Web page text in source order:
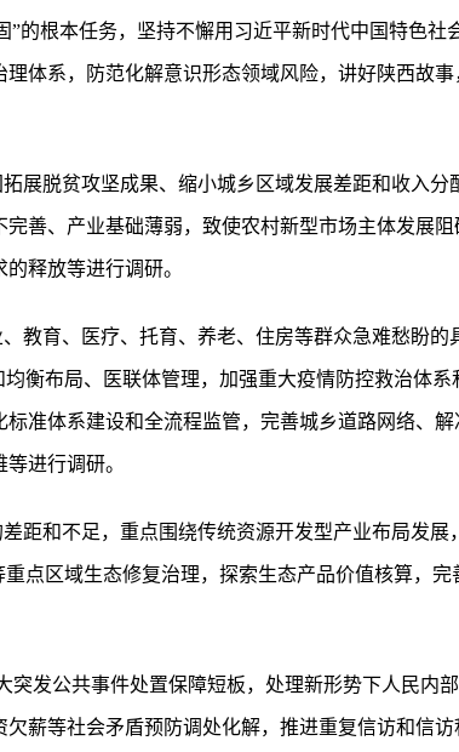
的根本任务，坚持不懈用习近平新时代中国特色社
体系，防范化解意识形态领域风险，讲好陕西故
展脱贫攻坚成果、缩小城乡区域发展差距和收入分
善、产业基础薄弱，致使农村新型市场主体发展
释放等进行调研。
教育、医疗、托育、养老、住房等群众急难愁盼的
衡布局、医联体管理，加强重大疫情防控救治体
准体系建设和全流程监管，完善城乡道路网络、解
进行调研。
距和不足，重点围绕传统资源开发型产业布局发展
点区域生态修复治理，探索生态产品价值核算，
突发公共事件处置保障短板，处理新形势下人民内
薪等社会矛盾预防调处化解，推进重复信访和信访